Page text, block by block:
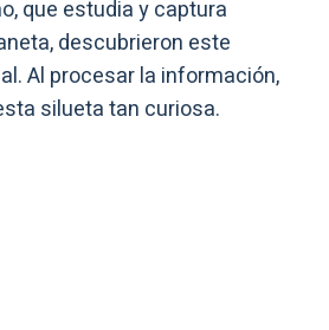
que estudia y captura
descubrieron este
Al procesar la información,
silueta tan curiosa.